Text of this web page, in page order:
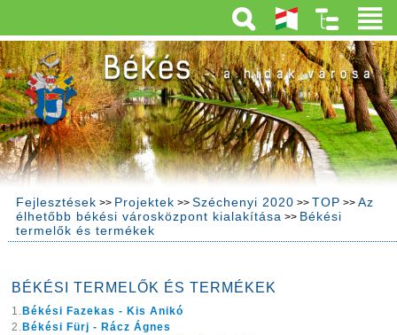
Fejlesztések >> Projektek >> Széchenyi 2020 >> TOP >> Az
élhetőbb békési városközpont kialakítása >> Békési
termelők és termékek
BÉKÉSI TERMELŐK ÉS TERMÉKEK
1.Békési Fazekas - Kis Anikó
2.Békési Fürj - Rácz Ágnes